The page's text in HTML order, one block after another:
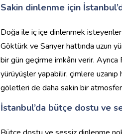
Sakin dinlenme için
Doğa ile iç içe dinlenmek
Göktürk ve Sarıyer hattında uzun
bir gün geçirme imkânı verir.
yürüyüşler yapabilir, çimlere
göletleri de daha sakin bir
İstanbul’da bütçe dostu ve